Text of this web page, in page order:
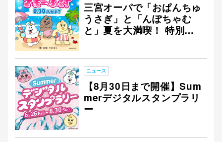
三宮オーパで「おぱんちゅ
うさぎ」と「んぽちゃむ
と」夏を大満喫！ 特別な
ニュース
【8月30日まで開催】Sum
merデジタルスタンプラリ
ー